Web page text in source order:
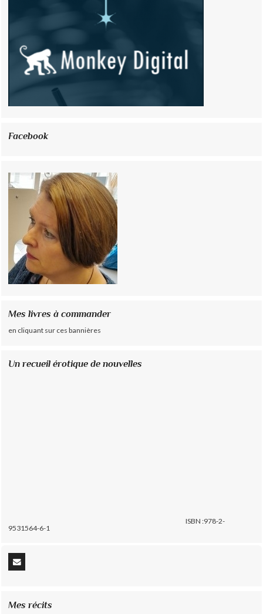
Facebook
Mes livres à commander
en cliquant sur ces bannières
Un recueil érotique de nouvelles
ISBN :978-2-
9531564-6-1
Mes récits